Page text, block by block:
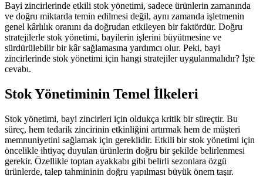
Bayi zincirlerinde etkili stok yönetimi, sadece ürünlerin zamanında
ve doğru miktarda temin edilmesi değil, aynı zamanda işletmenin
genel kârlılık oranını da doğrudan etkileyen bir faktördür. Doğru
stratejilerle stok yönetimi, bayilerin işlerini büyütmesine ve
sürdürülebilir bir kâr sağlamasına yardımcı olur. Peki, bayi
zincirlerinde stok yönetimi için hangi stratejiler uygulanmalıdır? İşte
cevabı.
Stok Yönetiminin Temel İlkeleri
Stok yönetimi, bayi zincirleri için oldukça kritik bir süreçtir. Bu
süreç, hem tedarik zincirinin etkinliğini artırmak hem de müşteri
memnuniyetini sağlamak için gereklidir. Etkili bir stok yönetimi için
öncelikle ihtiyaç duyulan ürünlerin doğru bir şekilde belirlenmesi
gerekir. Özellikle toptan ayakkabı gibi belirli sezonlara özgü
ürünlerde, talep tahmininin doğru yapılması büyük önem taşır.